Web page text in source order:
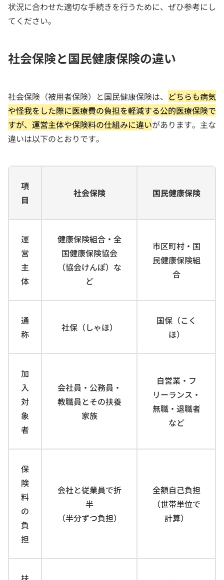
状況に合わせた適切な手続きを行うために、ぜひ参考にし
てください。
社会保険と国民健康保険の違い
社会保険（被用者保険）と国民健康保険は、 どちらも病気
や怪我をした際に医療費の負担を軽減する公的医療保険で
すが、運営主体や保険料の仕組みに違いがあります。主な
違いは以下のとおりです。
項
目
社会保険 国民健康保険
運
営
主
体
健康保険組合・全
国健康保険協会
（協会けんぽ）な
ど
市区町村・国
民健康保険組
合
通
称
社保（しゃほ）
国保（こく
ほ）
加
入
対
象
者
会社員・公務員・
教職員とその扶養
家族
自営業・フ
リーランス・
無職・退職者
など
保
険
料
の
負
担
会社と従業員で折
半
（半分ずつ負担）
全額自己負担
（世帯単位で
計算）